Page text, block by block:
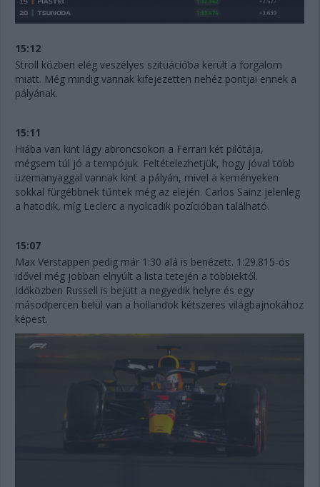
15:12
Stroll közben elég veszélyes szituációba került a forgalom
miatt. Még mindig vannak kifejezetten nehéz pontjai ennek a
pályának.
15:11
Hiába van kint lágy abroncsokon a Ferrari két pilótája,
mégsem túl jó a tempójuk. Feltételezhetjük, hogy jóval több
üzemanyaggal vannak kint a pályán, mivel a keményeken
sokkal fürgébbnek tűntek még az elején. Carlos Sainz jelenleg
a hatodik, míg Leclerc a nyolcadik pozícióban található.
15:07
Max Verstappen pedig már 1:30 alá is benézett. 1:29.815-ös
idővel még jobban elnyúlt a lista tetején a többiektől.
Időközben Russell is bejütt a negyedik helyre és egy
másodpercen belül van a hollandok kétszeres világbajnokához
képest.